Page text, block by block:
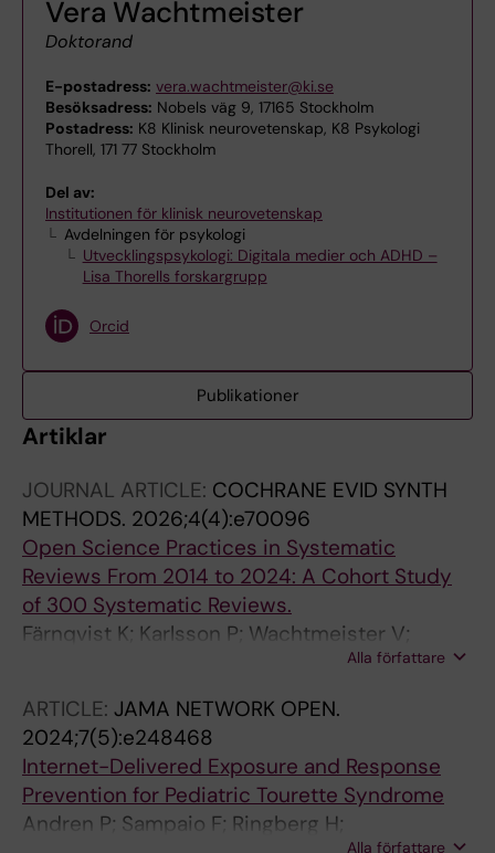
Vera Wachtmeister
Doktorand
E-postadress: vera.wachtmeister@ki.se
Besöksadress: Nobels väg 9, 17165 Stockholm
Postadress: K8 Klinisk neurovetenskap, K8 Psykologi
Thorell, 171 77 Stockholm
Del av:
Institutionen för klinisk neurovetenskap
Avdelningen för psykologi
Utvecklingspsykologi: Digitala medier och ADHD –
Lisa Thorells forskargrupp
Orcid
Publikationer
Artiklar
JOURNAL ARTICLE: COCHRANE EVID SYNTH
METHODS. 2026;4(4):e70096
Open Science Practices in Systematic
Reviews From 2014 to 2024: A Cohort Study
of 300 Systematic Reviews.
Färnqvist K; Karlsson P; Wachtmeister V;
Alla författare
ARTICLE: JAMA NETWORK OPEN.
2024;7(5):e248468
Internet-Delivered Exposure and Response
Prevention for Pediatric Tourette Syndrome
Andren P; Sampaio F; Ringberg H;
Alla författare